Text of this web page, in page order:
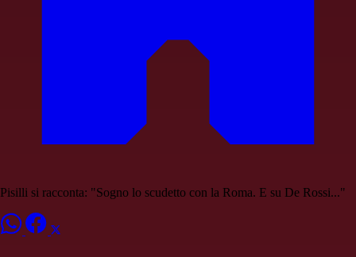
Pisilli si racconta: "Sogno lo scudetto con la Roma. E su De Rossi..."